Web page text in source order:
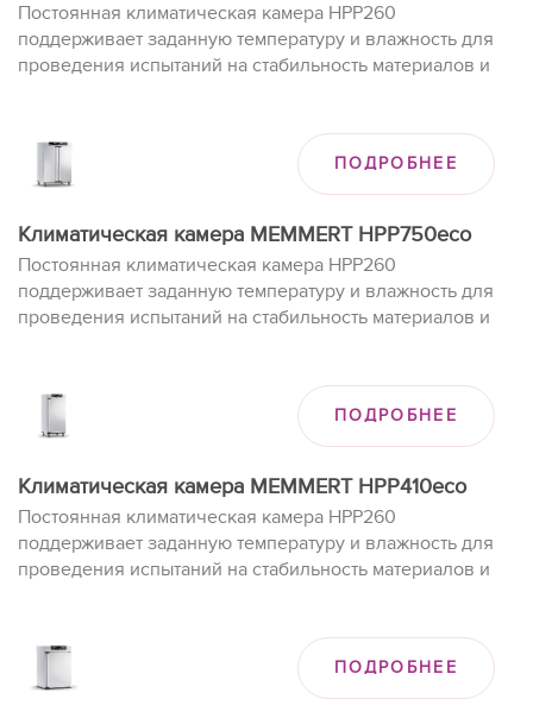
Постоянная климатическая камера HPP260
поддерживает заданную температуру и влажность для
проведения испытаний на стабильность материалов и
ПОДРОБНЕЕ
Климатическая камера MEMMERT HPP750eco
Постоянная климатическая камера HPP260
поддерживает заданную температуру и влажность для
проведения испытаний на стабильность материалов и
ПОДРОБНЕЕ
Климатическая камера MEMMERT HPP410eco
Постоянная климатическая камера HPP260
поддерживает заданную температуру и влажность для
проведения испытаний на стабильность материалов и
ПОДРОБНЕЕ